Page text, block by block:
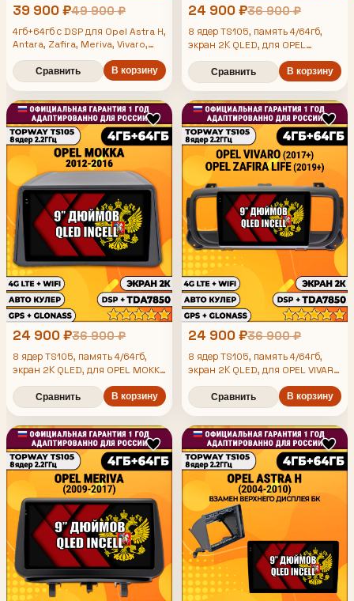
39 900 ₽49 900 ₽
4гб+64гб с DSP для Opel Astra H,
Antara, Zafira, Meriva, Vivaro,
Vectra, Android магнитола,
усилитель звука TDA7851, цвет
серый
Сравнить В корзину
24 900 ₽36 900 ₽
8 ядер TS105, память 4/64гб,
экран 2К QLED, для OPEL
магнитола
Сравнить В корзину
24 900 ₽36 900 ₽
8 ядер TS105, память 4/64гб,
экран 2К QLED, для OPEL MOKKA
(2012-2016), Android магнитола
Сравнить В корзину
24 900 ₽36 900 ₽
8 ядер TS105, память 4/64гб,
экран 2К QLED, для OPEL VIVARO
Android магнитола
Сравнить В корзину